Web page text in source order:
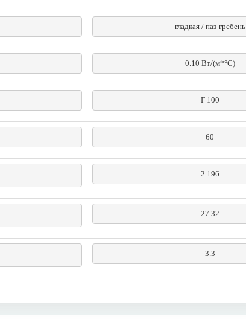
гладкая / паз-гребень
0.10 Вт/(м*°С)
F 100
60
2.196
27.32
3.3